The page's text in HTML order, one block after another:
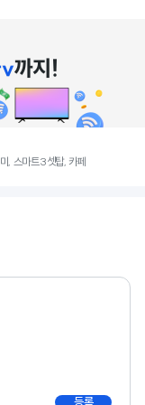
, 스마트3셋탑, 카페
등록